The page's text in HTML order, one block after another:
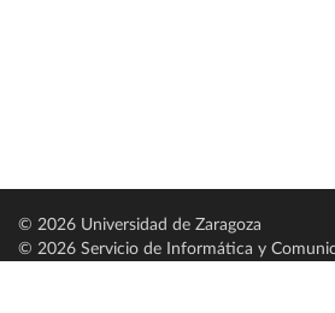
© 2026 Universidad de Zaragoza
© 2026 Servicio de Informática y